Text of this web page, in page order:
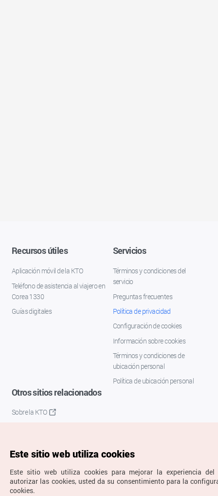
Recursos útiles
Aplicación móvil de la KTO
Teléfono de asistencia al viajero en
Corea 1330
Guías digitales
Servicios
Términos y condiciones del
servicio
Preguntas frecuentes
Política de privacidad
Configuración de cookies
Información sobre cookies
Términos y condiciones de
ubicación personal
Política de ubicación personal
Otros sitios relacionados
Sobre la KTO
Este sitio web utiliza cookies
Este sitio web utiliza cookies para mejorar la experiencia del
autorizar las cookies, usted da su consentimiento para la
cookies.